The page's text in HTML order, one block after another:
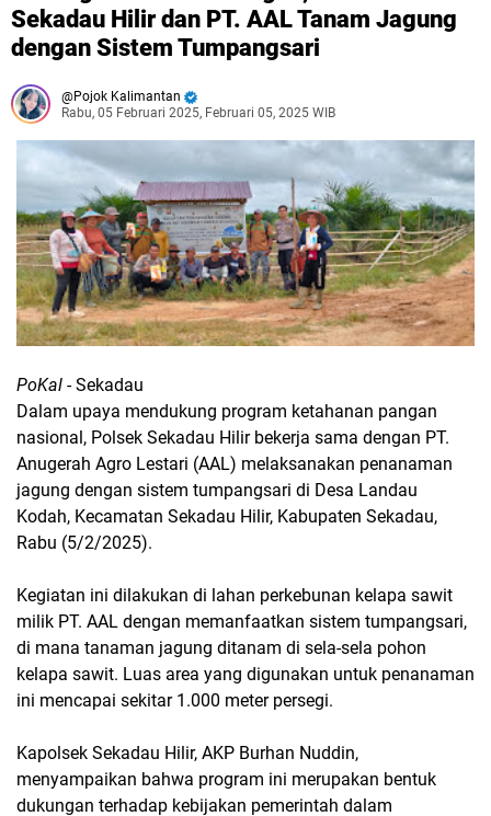
Sekadau Hilir dan PT. AAL Tanam Jagung
dengan Sistem Tumpangsari
Pojok Kalimantan
Rabu, 05 Februari 2025, Februari 05, 2025 WIB
PoKal - Sekadau
Dalam upaya mendukung program ketahanan pangan
nasional, Polsek Sekadau Hilir bekerja sama dengan PT.
Anugerah Agro Lestari (AAL) melaksanakan penanaman
jagung dengan sistem tumpangsari di Desa Landau
Kodah, Kecamatan Sekadau Hilir, Kabupaten Sekadau,
Rabu (5/2/2025).
Kegiatan ini dilakukan di lahan perkebunan kelapa sawit
milik PT. AAL dengan memanfaatkan sistem tumpangsari,
di mana tanaman jagung ditanam di sela-sela pohon
kelapa sawit. Luas area yang digunakan untuk penanaman
ini mencapai sekitar 1.000 meter persegi.
Kapolsek Sekadau Hilir, AKP Burhan Nuddin,
menyampaikan bahwa program ini merupakan bentuk
dukungan terhadap kebijakan pemerintah dalam